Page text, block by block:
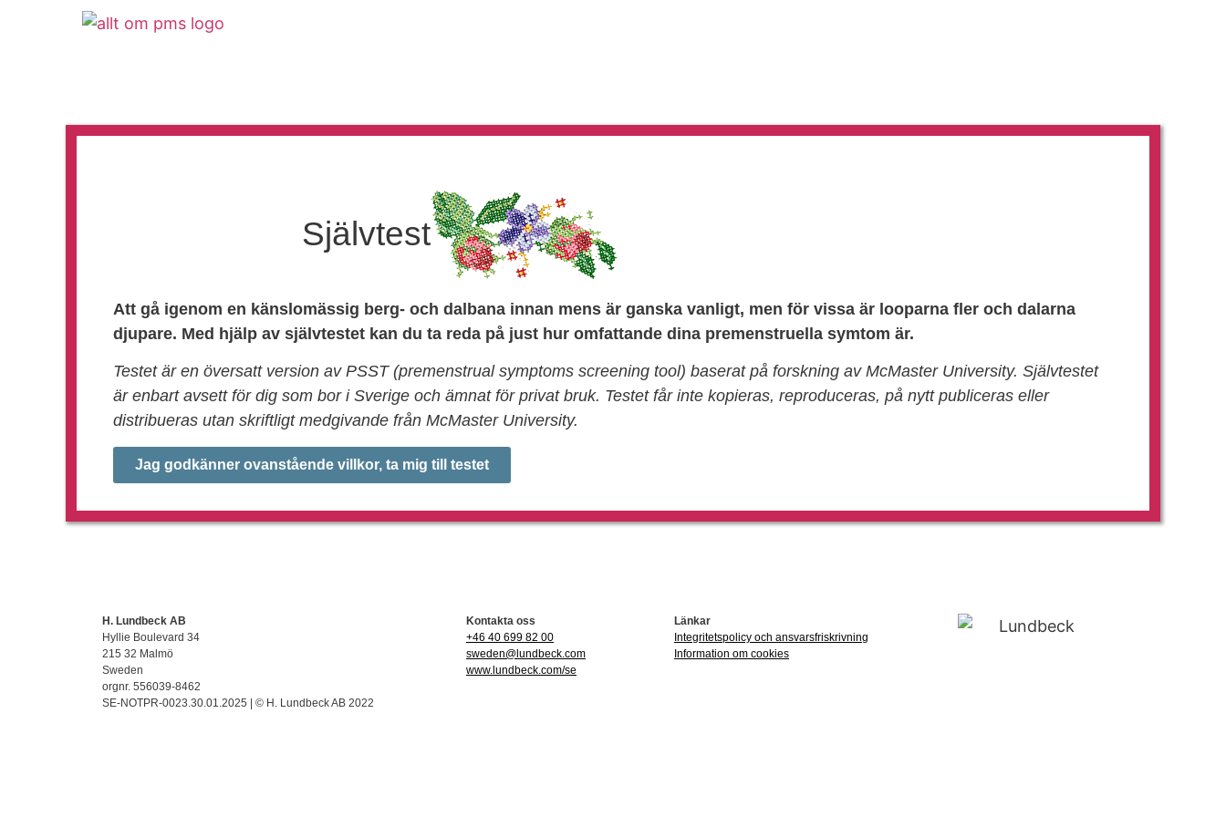
Självtest
Att gå igenom en känslomässig berg- och dalbana innan mens är ganska vanligt, men för vissa är looparna fler och dalarna
djupare. Med hjälp av självtestet kan du ta reda på just hur omfattande dina premenstruella symtom är.
Testet är en översatt version av PSST (premenstrual symptoms screening tool) baserat på forskning av McMaster University. Självtestet
är enbart avsett för dig som bor i Sverige och ämnat för privat bruk. Testet får inte kopieras, reproduceras, på nytt publiceras eller
distribueras utan skriftligt medgivande från McMaster University.
Jag godkänner ovanstående villkor, ta mig till testet
H. Lundbeck AB
Hyllie Boulevard 34
215 32 Malmö
Sweden
orgnr. 556039-8462
SE-NOTPR-0023.30.01.2025 | © H. Lundbeck AB 2022
Kontakta oss
+46 40 699 82 00
sweden@lundbeck.com
www.lundbeck.com/se
Länkar
Integritetspolicy och ansvarsfriskrivning
Information om cookies